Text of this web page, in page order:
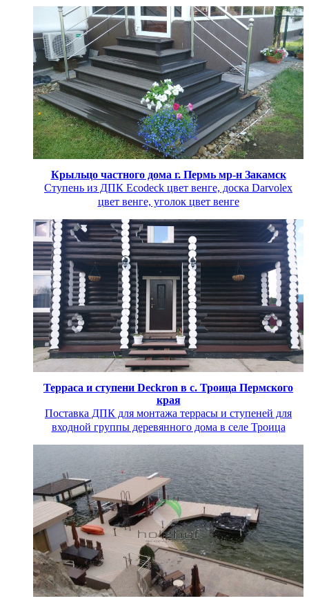
Крыльцо частного дома г. Пермь мр-н Закамск
Ступень из ДПК Ecodeck цвет венге, доска Darvolex
цвет венге, уголок цвет венге
Терраса и ступени Deckron в с. Троица Пермского
края
Поставка ДПК для монтажа террасы и ступеней для
входной группы деревянного дома в селе Троица